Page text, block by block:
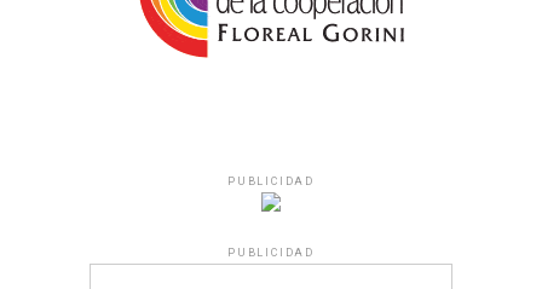
PUBLICIDAD
PUBLICIDAD